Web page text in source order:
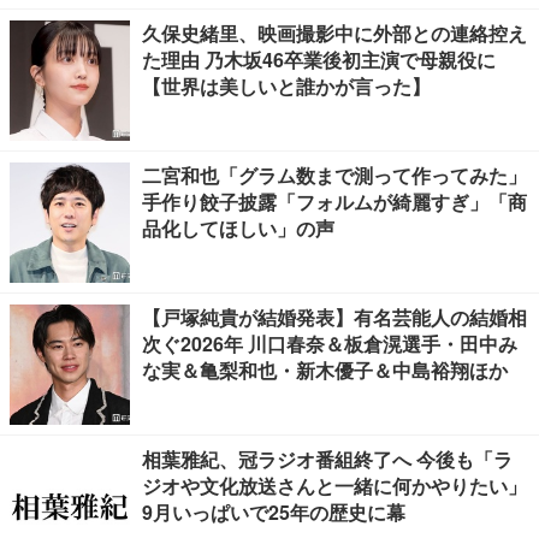
久保史緒里、映画撮影中に外部との連絡控え
た理由 乃木坂46卒業後初主演で母親役に
【世界は美しいと誰かが言った】
二宮和也「グラム数まで測って作ってみた」
手作り餃子披露「フォルムが綺麗すぎ」「商
品化してほしい」の声
【戸塚純貴が結婚発表】有名芸能人の結婚相
次ぐ2026年 川口春奈＆板倉滉選手・田中み
な実＆亀梨和也・新木優子＆中島裕翔ほか
相葉雅紀、冠ラジオ番組終了へ 今後も「ラ
ジオや文化放送さんと一緒に何かやりたい」
9月いっぱいで25年の歴史に幕